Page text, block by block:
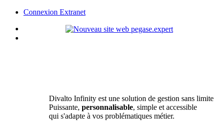
Connexion Extranet
Divalto Infinity est une solution de gestion sans limite
Puissante, personnalisable, simple et accessible
qui s'adapte à vos problématiques métier.